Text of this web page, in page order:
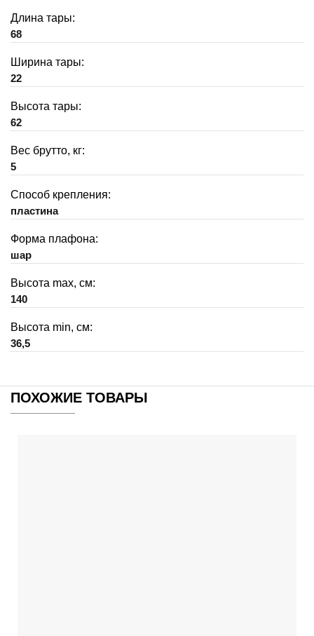
Длина тары:
68
Ширина тары:
22
Высота тары:
62
Вес брутто, кг:
5
Способ крепления:
пластина
Форма плафона:
шар
Высота max, см:
140
Высота min, см:
36,5
ПОХОЖИЕ ТОВАРЫ